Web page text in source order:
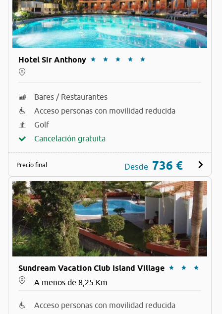
Hotel Sir Anthony
Bares / Restaurantes
Acceso personas con movilidad reducida
Golf
Cancelación gratuita
Precio final Desde 736 €
Sundream Vacation Club Island Village
A menos de 8,25 Km
Acceso personas con movilidad reducida